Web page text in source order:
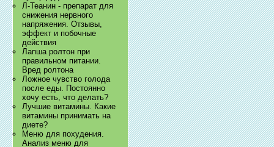
Л-Теанин - препарат для
снижения нервного
напряжения. Отзывы,
эффект и побочные
действия
Лапша ролтон при
правильном питании.
Вред ролтона
Ложное чувство голода
после еды. Постоянно
хочу есть, что делать?
Лучшие витамины. Какие
витамины принимать на
диете?
Меню для похудения.
Анализ меню для